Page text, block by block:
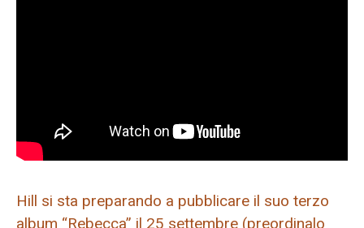
Hill si sta preparando a pubblicare il suo terzo
album “Rebecca” il 25 settembre (preordinalo